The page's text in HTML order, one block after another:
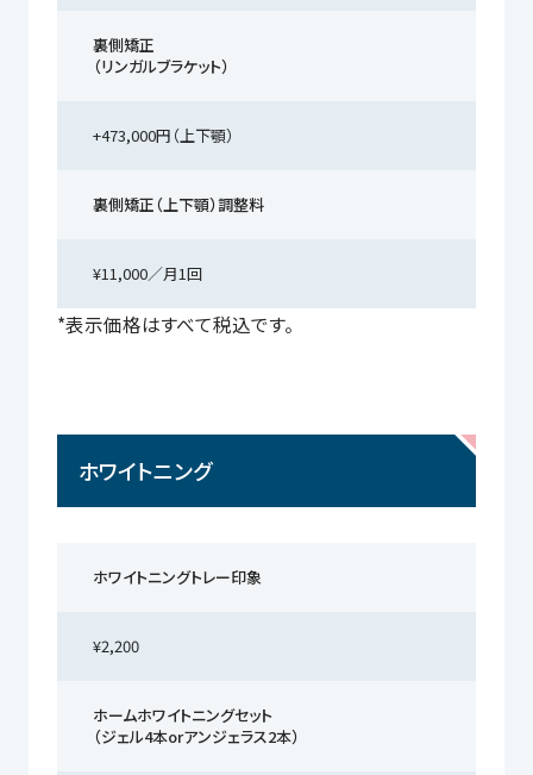
裏側矯正
（リンガルブラケット）
+473,000円（上下顎）
裏側矯正（上下顎）調整料
¥11,000／月1回
*表示価格はすべて税込です。
ホワイトニング
ホワイトニングトレー印象
¥2,200
ホームホワイトニングセット
（ジェル4本orアンジェラス2本）